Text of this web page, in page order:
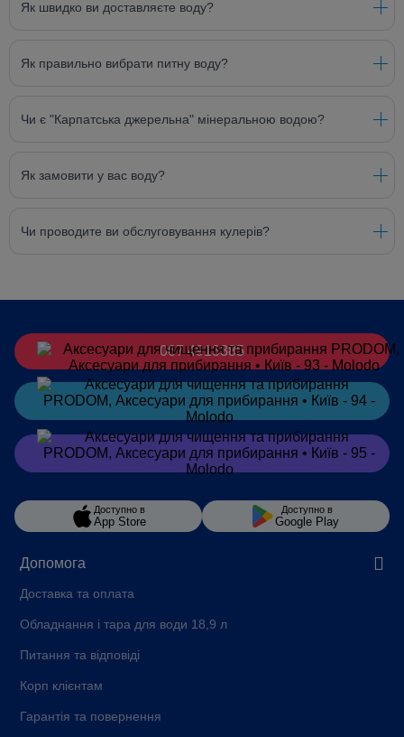
Як швидко ви доставляєте воду?
Як правильно вибрати питну воду?
Чи є "Карпатська джерельна" мінеральною водою?
Як замовити у вас воду?
Чи проводите ви обслуговування кулерів?
Допомога
Доставка та оплата
Обладнання і тара для води 18,9 л
Питання та відповіді
Корп клієнтам
Гарантія та повернення
067 4913385
Замовитив Telegram
Замовити в Viber
Доступно в
App Store
Доступно в
Google Play